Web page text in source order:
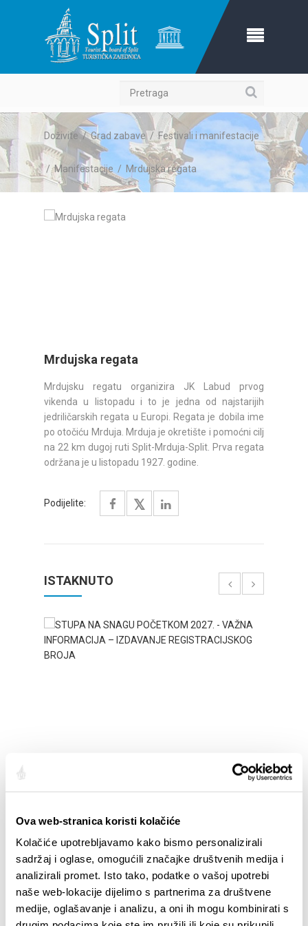
Ova web-stranica koristi kolačiće
Kolačiće upotrebljavamo kako bismo personalizirali
sadržaj i oglase, omogućili značajke društvenih medija i
analizirali promet. Isto tako, podatke o vašoj upotrebi
naše web-lokacije dijelimo s partnerima za društvene
medije, oglašavanje i analizu, a oni ih mogu kombinirati s
Pretraga
Doživite/Grad zabave/Festivali i manifestacije
/Manifestacije / Mrdujska regata
Mrdujska regata
Mrdujsku regatu organizira JK Labud prvog
vikenda u listopadu i to je jedna od najstarijih
jedriličarskih regata u Europi. Regata je dobila ime
po otočiću Mrduja. Mrduja je okretište i pomoćni cilj
na 22 km dugoj ruti Split-Mrduja-Split. Prva regata
održana je u listopadu 1927. godine.
Podijelite:
ISTAKNUTO
STUPA NA SNAGU POČETKOM 2027. - VAŽNA
Your